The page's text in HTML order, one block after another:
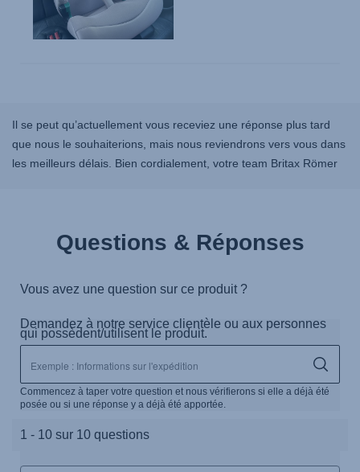
Il se peut qu’actuellement vous receviez une réponse plus tard
que nous le souhaiterions, mais nous reviendrons vers vous dans
les meilleurs délais. Bien cordialement, votre team Britax Römer
Questions & Réponses